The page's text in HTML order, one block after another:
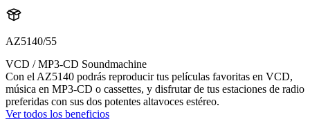
AZ5140/55
VCD / MP3-CD Soundmachine
Con el AZ5140 podrás reproducir tus películas favoritas en VCD,
música en MP3-CD o cassettes, y disfrutar de tus estaciones de radio
preferidas con sus dos potentes altavoces estéreo.
Ver todos los beneficios